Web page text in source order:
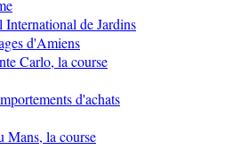
International de Jardins
d'Amiens
Carlo, la course
d'achats
Mans, la course